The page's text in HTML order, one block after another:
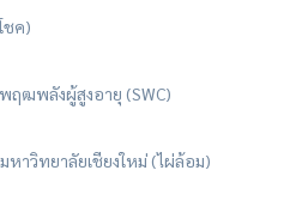
ชค)
ฤฒพลังผู้สูงอายุ (SWC)
าวิทยาลัยเชียงใหม่ (ไผ่ล้อม)